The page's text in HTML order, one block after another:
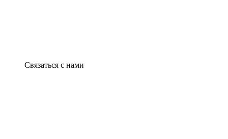
Связаться с нами